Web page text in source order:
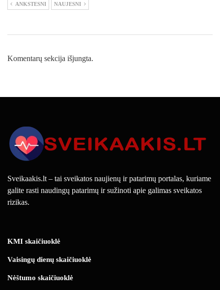
ANKSTESNI NAUJESNI
Komentarų sekcija išjungta.
Sveikaakis.lt – tai sveikatos naujienų ir patarimų portalas, kuriame
galite rasti naudingų patarimų ir sužinoti apie galimas sveikatos
rizikas.
KMI skaičiuoklė
Vaisingų dienų skaičiuoklė
Nėštumo skaičiuoklė